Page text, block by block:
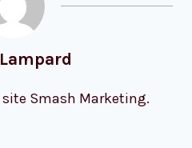
Smash Marketing.